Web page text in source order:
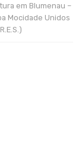
em Blumenau –
Mocidade Unidos